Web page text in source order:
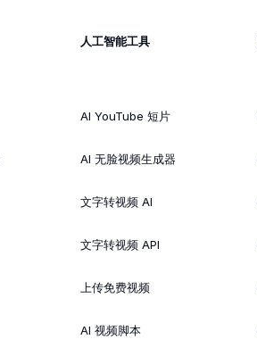
人工智能工具
AI YouTube 短片
AI 无脸视频生成器
文字转视频 AI
文字转视频 API
上传免费视频
AI 视频脚本